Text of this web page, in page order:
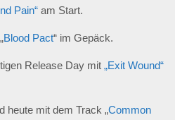
Pain“ am Start.
Blood Pact“ im Gepäck.
Release Day mit „Exit Wound“
heute mit dem Track „Common